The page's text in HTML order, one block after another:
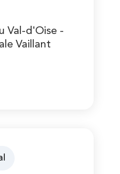
Val-d'Oise -
Vaillant